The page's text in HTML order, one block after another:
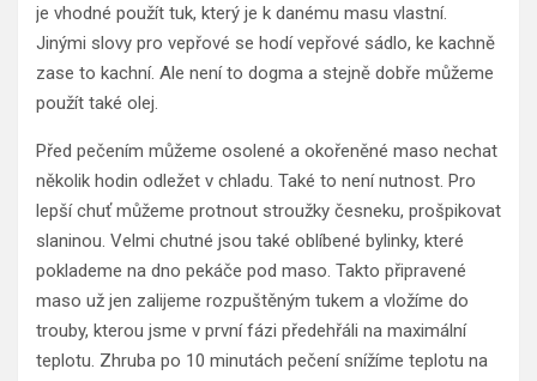
je vhodné použít tuk, který je k danému masu vlastní.
Jinými slovy pro vepřové se hodí vepřové sádlo, ke kachně
zase to kachní. Ale není to dogma a stejně dobře můžeme
použít také olej.
Před pečením můžeme osolené a okořeněné maso nechat
několik hodin odležet v chladu. Také to není nutnost. Pro
lepší chuť můžeme protnout stroužky česneku, prošpikovat
slaninou. Velmi chutné jsou také oblíbené bylinky, které
poklademe na dno pekáče pod maso. Takto připravené
maso už jen zalijeme rozpuštěným tukem a vložíme do
trouby, kterou jsme v první fázi předehřáli na maximální
teplotu. Zhruba po 10 minutách pečení snížíme teplotu na